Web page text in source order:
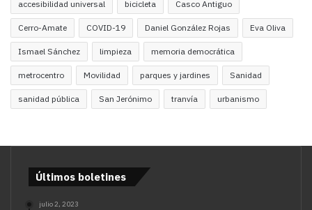
accesibilidad universal bicicleta Casco Antiguo
Cerro-Amate COVID-19 Daniel González Rojas Eva Oliva
Ismael Sánchez limpieza memoria democrática
metrocentro Movilidad parques y jardines Sanidad
sanidad pública San Jerónimo tranvía urbanismo
Últimos boletines
julio 2, 2023